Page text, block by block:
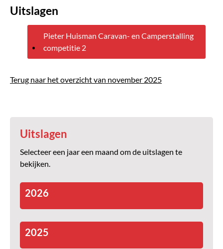
Uitslagen
Pieter Huisman Caravan- en Camperstalling
competitie 2
Terug naar het overzicht van november 2025
Uitslagen
Selecteer een jaar een maand om de uitslagen te
bekijken.
2026
2025